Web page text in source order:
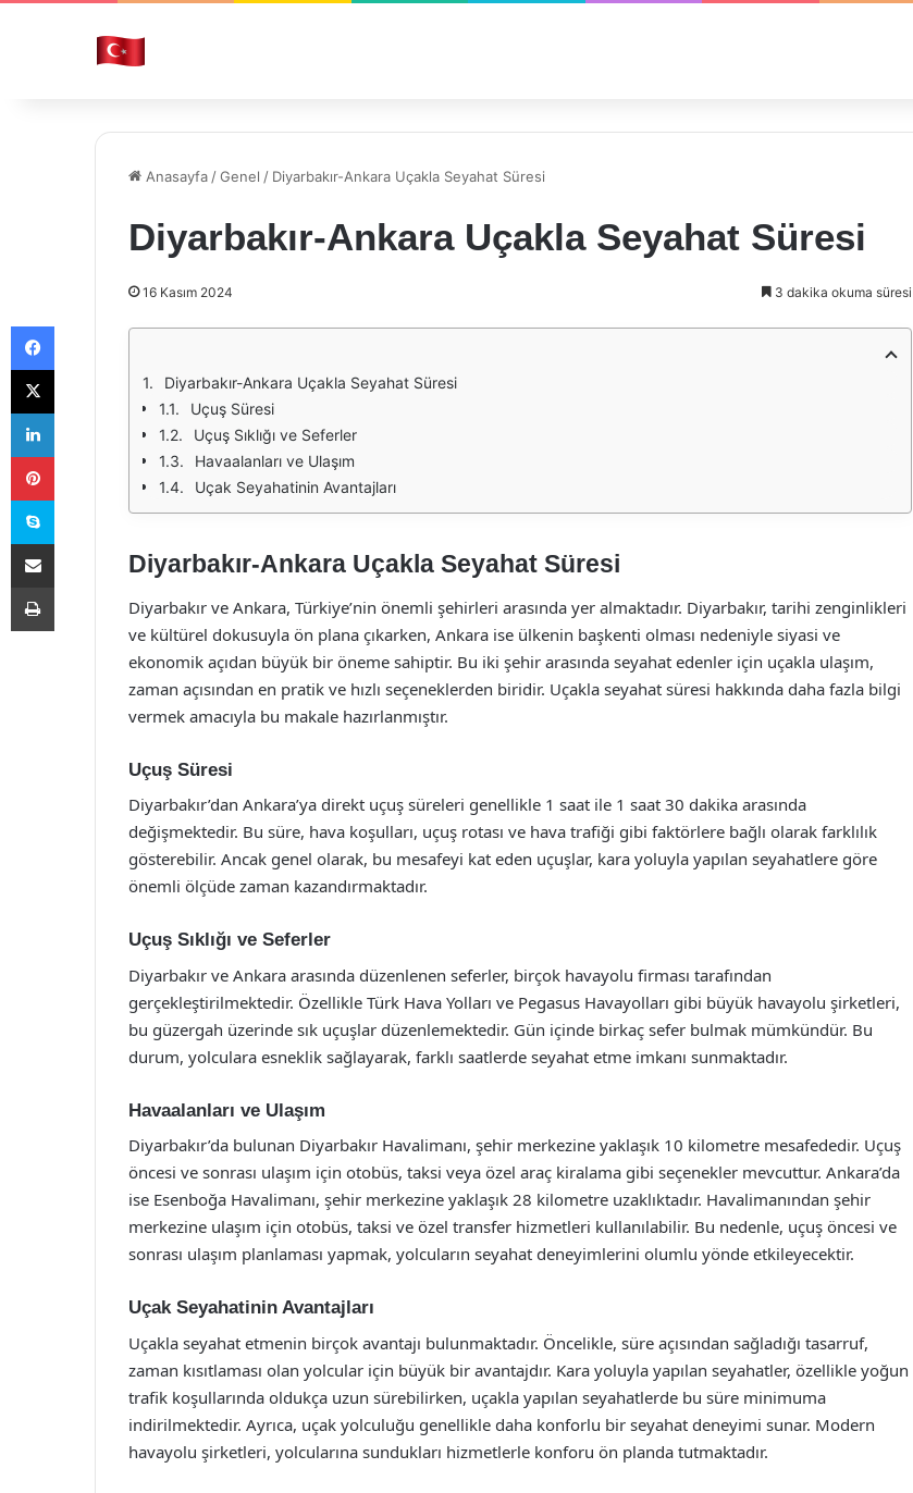
Anasayfa /Genel / Diyarbakır-Ankara Uçakla Seyahat Süresi
Diyarbakır-Ankara Uçakla Seyahat Süresi
16 Kasım 2024 3 dakika okuma süresi
Diyarbakır-Ankara Uçakla Seyahat Süresi
Uçuş Süresi
Uçuş Sıklığı ve Seferler
Havaalanları ve Ulaşım
Uçak Seyahatinin Avantajları
Diyarbakır-Ankara Uçakla Seyahat Süresi
Diyarbakır ve Ankara, Türkiye’nin önemli şehirleri arasında yer almaktadır. Diyarbakır, tarihi zenginlikleri
ve kültürel dokusuyla ön plana çıkarken, Ankara ise ülkenin başkenti olması nedeniyle siyasi ve
ekonomik açıdan büyük bir öneme sahiptir. Bu iki şehir arasında seyahat edenler için uçakla ulaşım,
zaman açısından en pratik ve hızlı seçeneklerden biridir. Uçakla seyahat süresi hakkında daha fazla bilgi
vermek amacıyla bu makale hazırlanmıştır.
Uçuş Süresi
Diyarbakır’dan Ankara’ya direkt uçuş süreleri genellikle 1 saat ile 1 saat 30 dakika arasında
değişmektedir. Bu süre, hava koşulları, uçuş rotası ve hava trafiği gibi faktörlere bağlı olarak farklılık
gösterebilir. Ancak genel olarak, bu mesafeyi kat eden uçuşlar, kara yoluyla yapılan seyahatlere göre
önemli ölçüde zaman kazandırmaktadır.
Uçuş Sıklığı ve Seferler
Diyarbakır ve Ankara arasında düzenlenen seferler, birçok havayolu firması tarafından
gerçekleştirilmektedir. Özellikle Türk Hava Yolları ve Pegasus Havayolları gibi büyük havayolu şirketleri,
bu güzergah üzerinde sık uçuşlar düzenlemektedir. Gün içinde birkaç sefer bulmak mümkündür. Bu
durum, yolculara esneklik sağlayarak, farklı saatlerde seyahat etme imkanı sunmaktadır.
Havaalanları ve Ulaşım
Diyarbakır’da bulunan Diyarbakır Havalimanı, şehir merkezine yaklaşık 10 kilometre mesafededir. Uçuş
öncesi ve sonrası ulaşım için otobüs, taksi veya özel araç kiralama gibi seçenekler mevcuttur. Ankara’da
ise Esenboğa Havalimanı, şehir merkezine yaklaşık 28 kilometre uzaklıktadır. Havalimanından şehir
merkezine ulaşım için otobüs, taksi ve özel transfer hizmetleri kullanılabilir. Bu nedenle, uçuş öncesi ve
sonrası ulaşım planlaması yapmak, yolcuların seyahat deneyimlerini olumlu yönde etkileyecektir.
Uçak Seyahatinin Avantajları
Uçakla seyahat etmenin birçok avantajı bulunmaktadır. Öncelikle, süre açısından sağladığı tasarruf,
zaman kısıtlaması olan yolcular için büyük bir avantajdır. Kara yoluyla yapılan seyahatler, özellikle yoğun
trafik koşullarında oldukça uzun sürebilirken, uçakla yapılan seyahatlerde bu süre minimuma
indirilmektedir. Ayrıca, uçak yolculuğu genellikle daha konforlu bir seyahat deneyimi sunar. Modern
havayolu şirketleri, yolcularına sundukları hizmetlerle konforu ön planda tutmaktadır.
Facebook
X
LinkedIn
Pinterest
Skype
E-Posta ile paylaş